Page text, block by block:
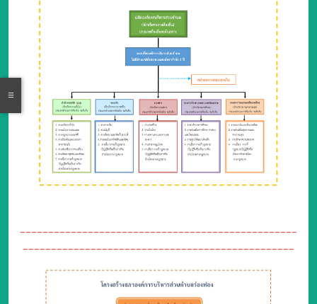
-------------------------------------------------
------------------------------------------------